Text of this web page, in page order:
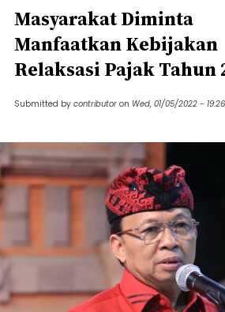
Masyarakat Diminta
Manfaatkan Kebijakan
Relaksasi Pajak Tahun
Submitted by contributor on Wed, 01/05/2022 - 19:26